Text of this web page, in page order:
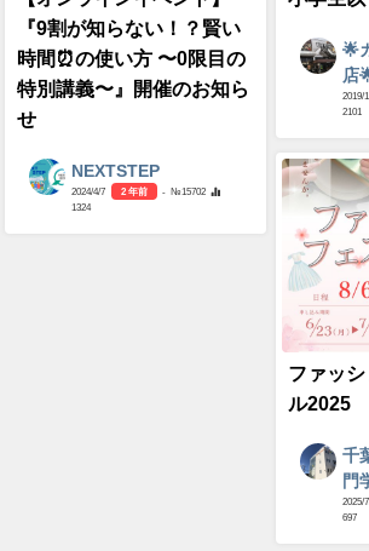
『9割が知らない！？賢い
時間⏰の使い方 〜0限目の
特別講義〜』開催のお知ら
せ
NEXTSTEP
2024/4/7 2 年前
- №15702
1324
🌟
店
2019/
2101
ファッ
ル2025
千
門
2025/
697